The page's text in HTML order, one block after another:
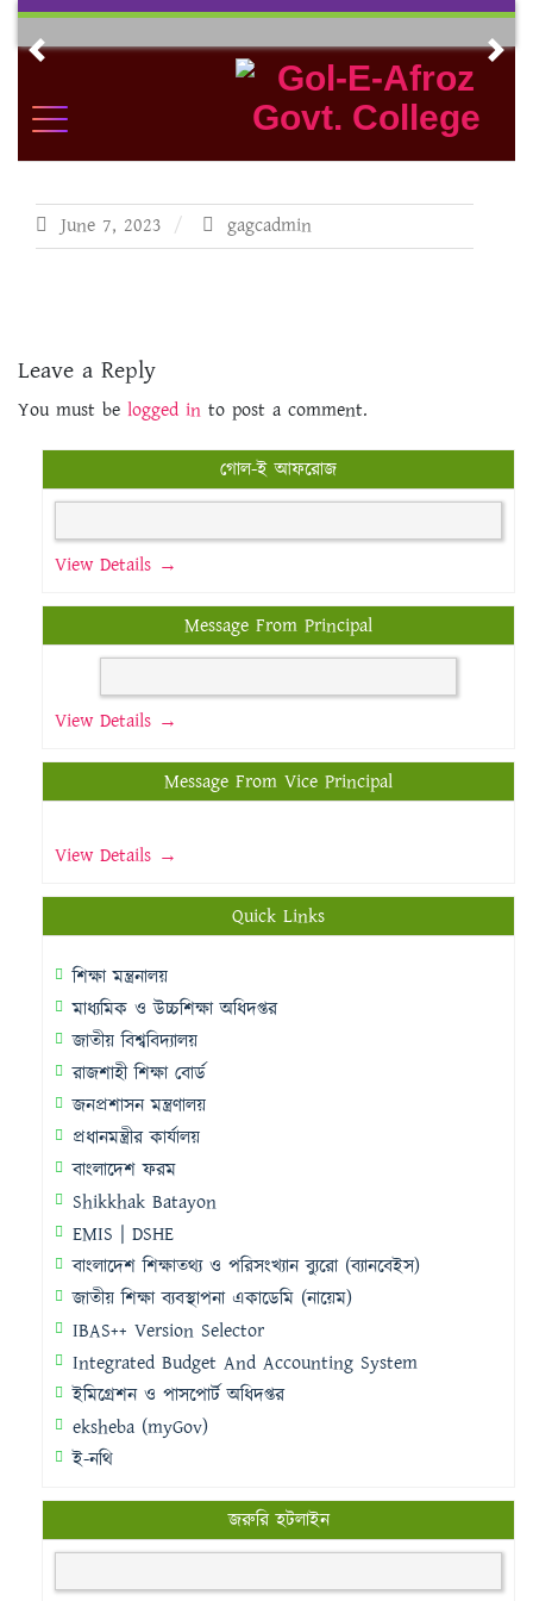
Skip
contentPrevious
June 7, 2023 gagcadmin
Leave a Reply
You must be logged in to post a comment.
গোল-ই আফরোজ
View Details →
Message From Principal
View Details →
Message From Vice Principal
View Details →
Quick Links
শিক্ষা মন্ত্রনালয়
মাধ্যমিক ও উচ্চশিক্ষা অধিদপ্তর
জাতীয় বিশ্ববিদ্যালয়
রাজশাহী শিক্ষা বোর্ড
জনপ্রশাসন মন্ত্রণালয়
প্রধানমন্ত্রীর কার্যালয়
বাংলাদেশ ফরম
Shikkhak Batayon
EMIS | DSHE
বাংলাদেশ শিক্ষাতথ্য ও পরিসংখ্যান ব্যুরো (ব্যানবেইস)
জাতীয় শিক্ষা ব্যবস্থাপনা একাডেমি (নায়েম)
IBAS++ Version Selector
Integrated Budget And Accounting System
ইমিগ্রেশন ও পাসপোর্ট অধিদপ্তর
eksheba (myGov)
ই-নথি
জরুরি হটলাইন